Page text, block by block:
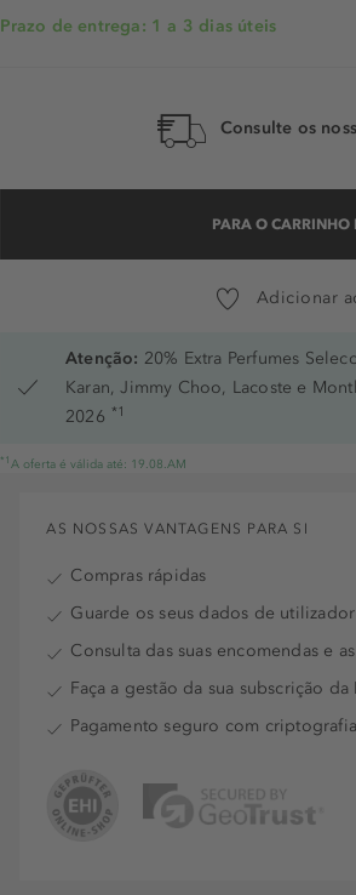
Prazo de entrega: 1 a 3 dias úteis
Consulte os
PARA O CARRINHO
Adicionar
Atenção: 20% Extra Perfumes
Karan, Jimmy Choo, Lacoste e
2026 *1
*1 A oferta é válida até: 19.08.AM
AS NOSSAS VANTAGENS PARA SI
Compras rápidas
Guarde os seus dados de
Consulta das suas encomendas e
Faça a gestão da sua subscrição
Pagamento seguro com